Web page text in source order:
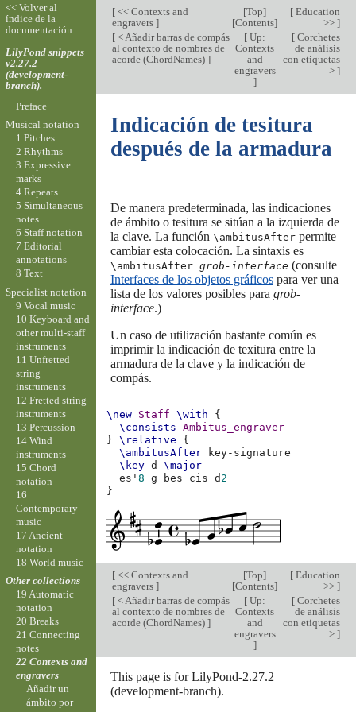
[<< Contexts and
engravers ]
[Top]
[Contents]
[Education
>> ]
[< Añadir barras de compás
al contexto de nombres de
acorde (ChordNames) ]
[ Up:
Contexts
and
engravers
]
[Corchetes
de análisis
con etiquetas
> ]
Indicación de tesitura
después de la armadura
De manera predeterminada, las indicaciones
de ámbito o tesitura se sitúan a la izquierda de
la clave. La función \ambitusAfterpermite
cambiar esta colocación. La sintaxis es
\ambitusAfter grob-interface (consulte
Interfaces de los objetos gráficospara ver una
lista de los valores posibles para grob-
interface.)
Un caso de utilización bastante común es
imprimir la indicación de texitura entre la
armadura de la clave y la indicación de
compás.
\new Staff \with
{
\consists
Ambitus_engraver
}
\relative
{
\ambitusAfter
\key d
\major
es'8 g bes cis d 2
}
[<< Contexts and
engravers ]
[Top]
[Contents]
[Education
>> ]
[< Añadir barras de compás
al contexto de nombres de
acorde (ChordNames) ]
[ Up:
Contexts
and
engravers
]
[Corchetes
de análisis
con etiquetas
> ]
This page is for LilyPond-2.27.2
(development-branch).
<< Volver al
índice de la
documentación
LilyPond snippets
v2.27.2
(development-
branch).
Preface
Musical notation
1 Pitches
2 Rhythms
3 Expressive
marks
4 Repeats
5 Simultaneous
notes
6 Staff notation
7 Editorial
annotations
8 Text
Specialist notation
9 Vocal music
10 Keyboard and
other multi-staff
instruments
11 Unfretted
string
instruments
12 Fretted string
instruments
13 Percussion
14 Wind
instruments
15 Chord
notation
16
Contemporary
music
17 Ancient
notation
18 World music
Other collections
19 Automatic
notation
20 Breaks
21 Connecting
notes
22 Contexts and
engravers
Añadir un
ámbito por